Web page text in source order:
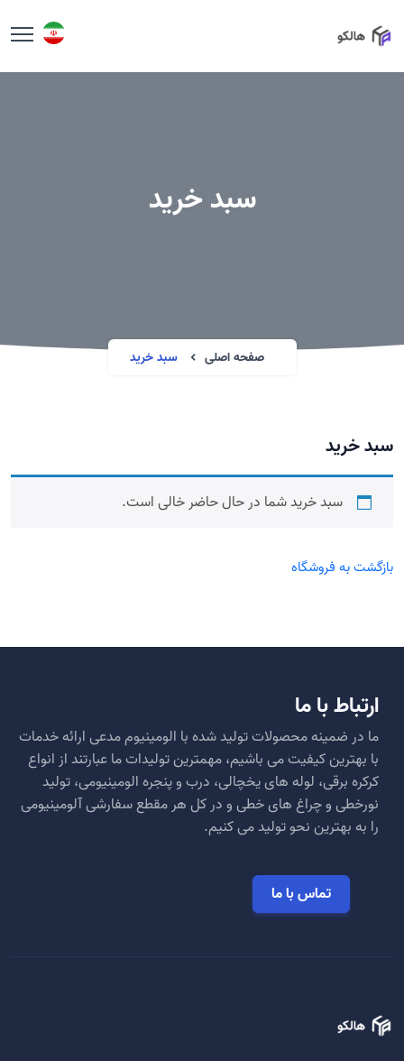
سبد خرید
صفحه اصلی سبد خرید
سبد خرید
سبد خرید شما در حال حاضر خالی است.
بازگشت به فروشگاه
ارتباط با ما
ما در ضمینه محصولات تولید شده با الومینیوم مدعی ارائه خدمات
با بهترین کیفیت می باشیم، مهمترین تولیدات ما عبارتند از انواع
کرکره برقی، لوله های یخچالی، درب و پنجره الومینیومی، تولید
نورخطی و چراغ های خطی و در کل هر مقطع سفارشی آلومینیومی
را به بهترین نحو تولید می کنیم.
تماس با ما